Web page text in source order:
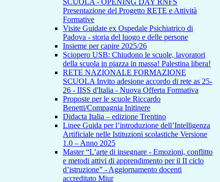
SCUOLA - OPENING DAY RNFS
Presentazione del Progetto RETE e Attività
Formative
Visite Guidate ex Ospedale Psichiatrico di
Padova - storia del luogo e delle persone
Insieme per capire 2025/26
Sciopero USB: Chiudono le scuole, lavoratori
della scuola in piazza in massa! Palestina libera!
RETE NAZIONALE FORMAZIONE
SCUOLA Invito adesione accordo di rete as 25-
26 - IISS d'Italia - Nuova Offerta Formativa
Proposte per le scuole Riccardo
Benetti/Compagnia Initinere
Didacta Italia – edizione Trentino
Linee Guida per l’introduzione dell’Intelligenza
Artificiale nelle Istituzioni scolastiche Versione
1.0 – Anno 2025
Master “L’arte di insegnare - Emozioni, conflitto
e metodi attivi di apprendimento per il II ciclo
d’istruzione” - Aggiornamento docenti
accreditato Miur